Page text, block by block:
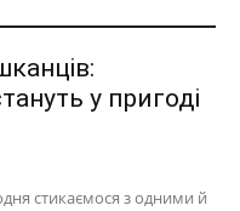
у пригоді
стикаємося з одними й